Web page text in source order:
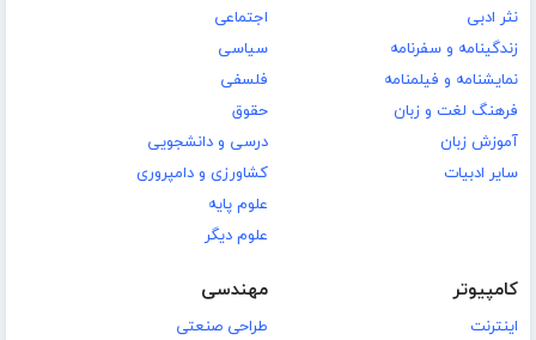
نثر ادبی
زندگینامه و سفرنامه
نمایشنامه و فیلمنامه
فرهنگ لغت و زبان
آموزش زبان
سایر ادبیات
اجتماعی
سیاسی
فلسفی
حقوق
درسی و دانشجویی
کشاورزی و دامپروری
علوم پایه
علوم دیگر
کامپیوتر
اینترنت
مهندسی
طراحی صنعتی